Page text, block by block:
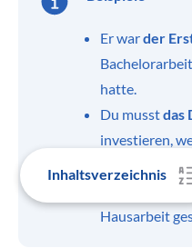
Inhaltsverzeichnis
Er warder
hatte.
Du musstdas
investieren,
Ich habe
Hausarbeit